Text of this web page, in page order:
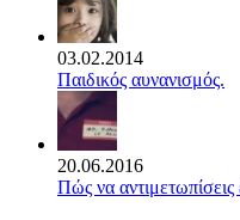
03.02.2014
Παιδικός αυνανισμός.
20.06.2016
Πώς να